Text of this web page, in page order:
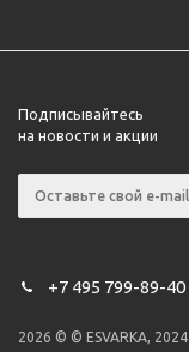
Подписывайтесь
на новости и акции
+7 495 799-89-40
2026 © © ESVARKA, 2024